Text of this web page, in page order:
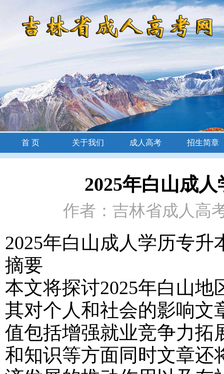
首 页 关于我们 成人高考
招生简章
招生简章
2025年白山成
作者：吉林省成人高
2025年白山成人学历专
摘要
本文将探讨2025年白山
其对个人和社会的影响文
值包括增强就业竞争力拓
和知识等方面同时文章还